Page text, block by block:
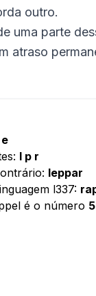
outro.
uma parte
atraso
l p r
leppar
l337:
é o número 5